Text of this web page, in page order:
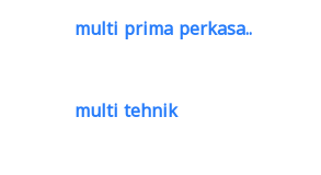
multi prima perkasa..
multi tehnik